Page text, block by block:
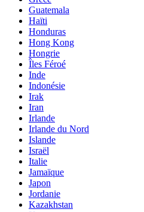
Guatemala
Haïti
Honduras
Hong Kong
Hongrie
Îles Féroé
Inde
Indonésie
Irak
Iran
Irlande
Irlande du Nord
Islande
Israël
Italie
Jamaïque
Japon
Jordanie
Kazakhstan